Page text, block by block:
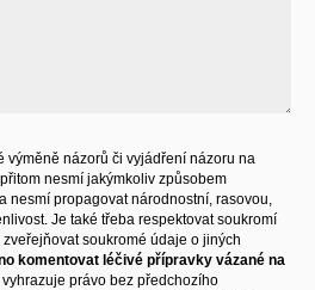
výměně názorů či vyjádření názoru na
nesmí jakýmkoliv způsobem
nesmí propagovat národnostní, rasovou,
Je také třeba respektovat soukromí
soukromé údaje o jiných
komentovat léčivé přípravky vázané na
právo bez předchozího